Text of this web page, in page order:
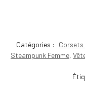
Catégories :
Corsets
Steampunk Femme,